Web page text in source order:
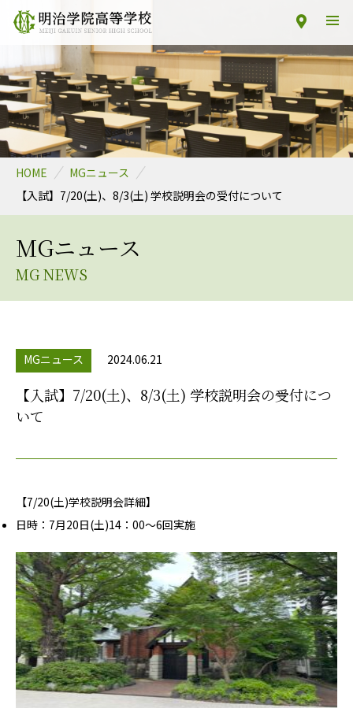
HOME
MGニュース
【入試】7/20(土)、8/3(土) 学校説明会の受付について
MGニュース
MG NEWS
MGニュース 2024.06.21
【入試】7/20(土)、8/3(土) 学校説明会の受付につ
いて
【7/20(土)学校説明会詳細】
日時：7月20日(土)14：00～6回実施